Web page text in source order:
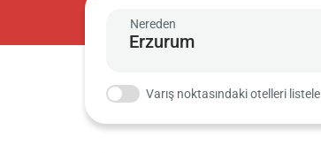
Nereden
Varış noktasındaki otelleri listele